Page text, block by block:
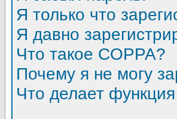
Я только что
Я давно
Что такое COPPA?
Почему я не могу
Что делает